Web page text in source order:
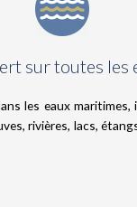
utilisés et vous
hébergé sur un
sur toutes les
les eaux maritimes,
rivières, lacs,